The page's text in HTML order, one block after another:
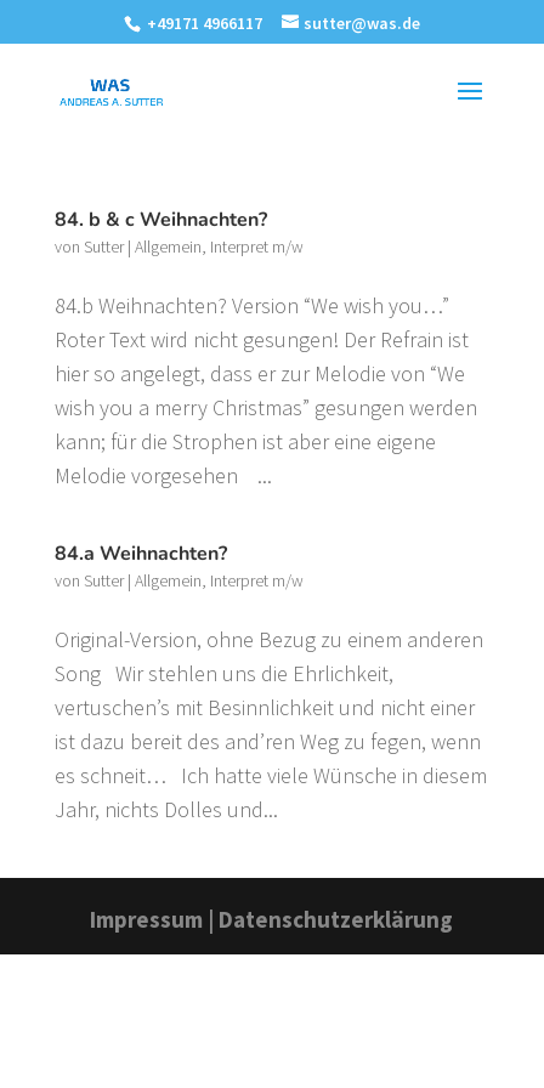
+49171 4966117 sutter@was.de
84. b & c Weihnachten?
von Sutter| Allgemein, Interpret m/w
84.b Weihnachten? Version “We wish you…”
Roter Text wird nicht gesungen! Der Refrain ist
hier so angelegt, dass er zur Melodie von “We
wish you a merry Christmas” gesungen werden
kann; für die Strophen ist aber eine eigene
Melodie vorgesehen ...
84.a Weihnachten?
von Sutter| Allgemein, Interpret m/w
Original-Version, ohne Bezug zu einem anderen
Song Wir stehlen uns die Ehrlichkeit,
vertuschen’s mit Besinnlichkeit und nicht einer
ist dazu bereit des and’ren Weg zu fegen, wenn
es schneit… Ich hatte viele Wünsche in diesem
Jahr, nichts Dolles und...
Impressum | Datenschutzerklärung